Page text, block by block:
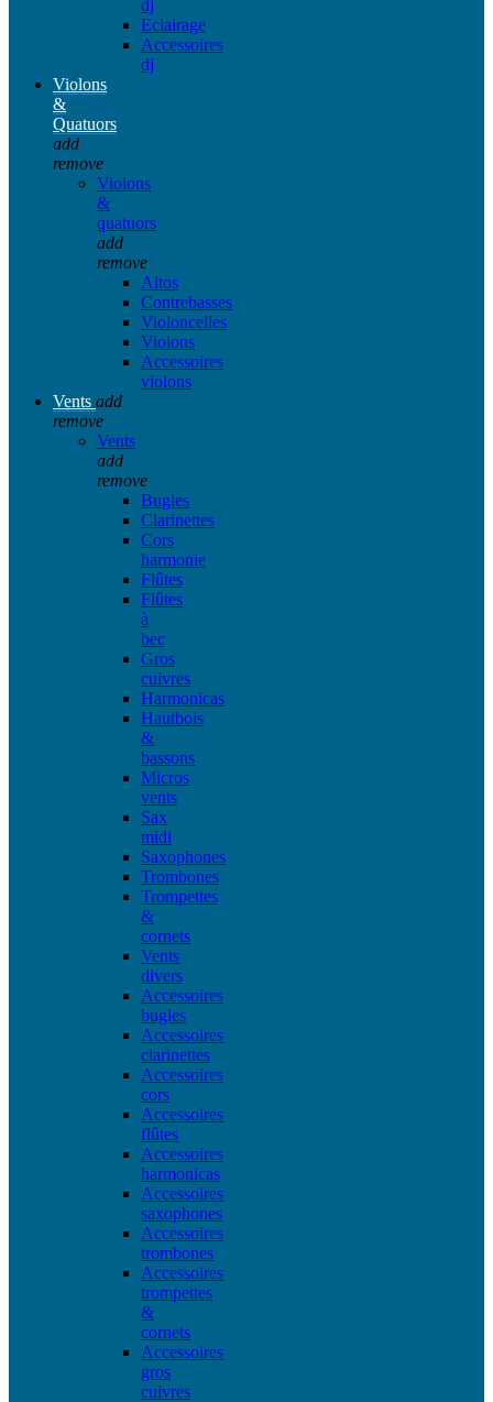
dj
Eclairage
Accessoires
dj
Violons
&
Quatuors
add
remove
Violons
&
quatuors
add
remove
Altos
Contrebasses
Violoncelles
Violons
Accessoires
violons
Vents add
remove
Vents
add
remove
Bugles
Clarinettes
Cors
harmonie
Flûtes
Flûtes
à
bec
Gros
cuivres
Harmonicas
Hautbois
&
bassons
Micros
vents
Sax
midi
Saxophones
Trombones
Trompettes
&
cornets
Vents
divers
Accessoires
bugles
Accessoires
clarinettes
Accessoires
cors
Accessoires
flûtes
Accessoires
harmonicas
Accessoires
saxophones
Accessoires
trombones
Accessoires
trompettes
&
cornets
Accessoires
gros
cuivres